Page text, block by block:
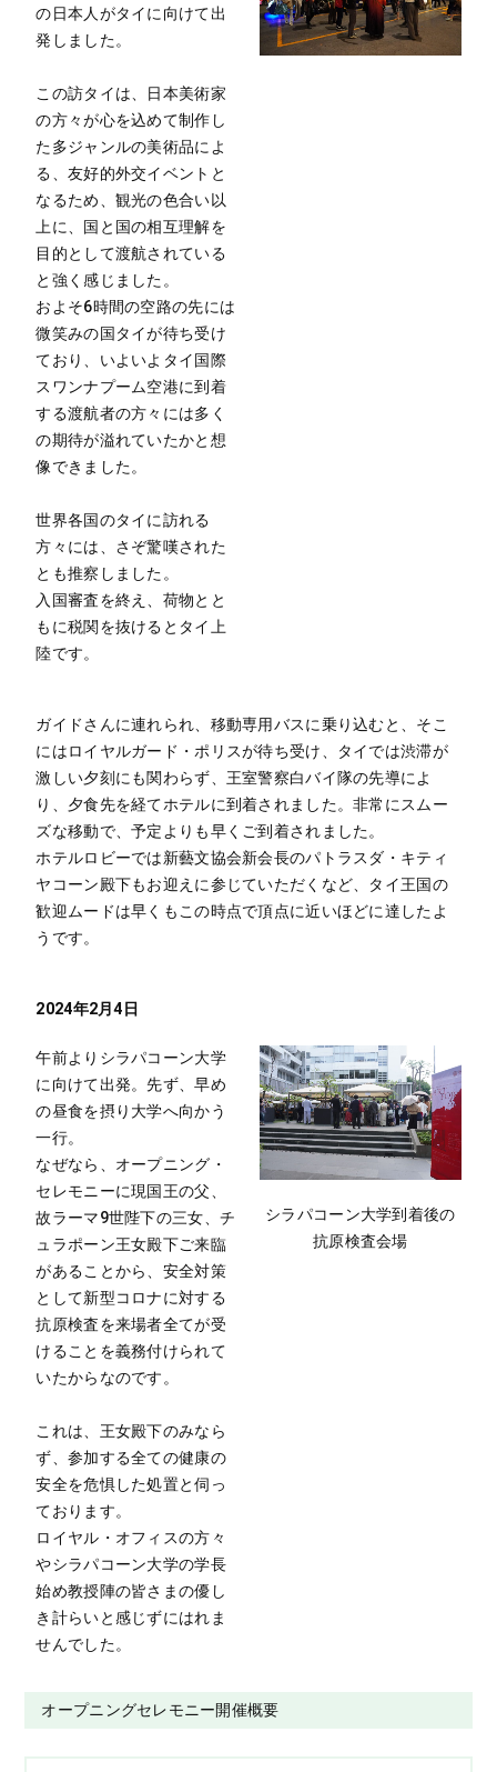
の日本人がタイに向けて出
発しました。
この訪タイは、日本美術家
の方々が心を込めて制作し
た多ジャンルの美術品によ
る、友好的外交イベントと
なるため、観光の色合い以
上に、国と国の相互理解を
目的として渡航されている
と強く感じました。
およそ6時間の空路の先には
微笑みの国タイが待ち受け
ており、いよいよタイ国際
スワンナプーム空港に到着
する渡航者の方々には多く
の期待が溢れていたかと想
像できました。
世界各国のタイに訪れる
方々には、さぞ驚嘆された
とも推察しました。
入国審査を終え、荷物とと
もに税関を抜けるとタイ上
陸です。
ガイドさんに連れられ、移動専用バスに乗り込むと、そこ
にはロイヤルガード・ポリスが待ち受け、タイでは渋滞が
激しい夕刻にも関わらず、王室警察白バイ隊の先導によ
り、夕食先を経てホテルに到着されました。非常にスムー
ズな移動で、予定よりも早くご到着されました。
ホテルロビーでは新藝文協会新会長のパトラスダ・キティ
ヤコーン殿下もお迎えに参じていただくなど、タイ王国の
歓迎ムードは早くもこの時点で頂点に近いほどに達したよ
うです。
2024年2月4日
午前よりシラパコーン大学
に向けて出発。先ず、早め
の昼食を摂り大学へ向かう
一行。
なぜなら、オープニング・
セレモニーに現国王の父、
故ラーマ9世陛下の三女、チ
ュラポーン王女殿下ご来臨
があることから、安全対策
として新型コロナに対する
抗原検査を来場者全てが受
けることを義務付けられて
いたからなのです。
これは、王女殿下のみなら
ず、参加する全ての健康の
安全を危惧した処置と伺っ
ております。
ロイヤル・オフィスの方々
やシラパコーン大学の学長
始め教授陣の皆さまの優し
き計らいと感じずにはれま
せんでした。
シラパコーン大学到着後の
抗原検査会場
オープニングセレモニー開催概要